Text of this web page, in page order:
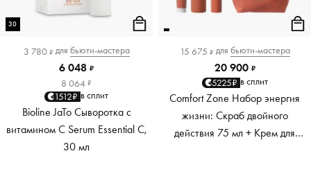
30
3 780 ₽ для бьюти-мастера
6 048 ₽
8 064 ₽
1512₽ в сплит
Bioline JaTo Сыворотка с
витамином С Serum Essential C,
30 мл
15 675 ₽ для бьюти-мастера
20 900 ₽
5225₽ в сплит
Comfort Zone Набор энергия
жизни: Скраб двойного
действия 75 мл + Крем для